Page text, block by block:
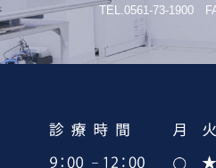
TEL.0561-73-1900